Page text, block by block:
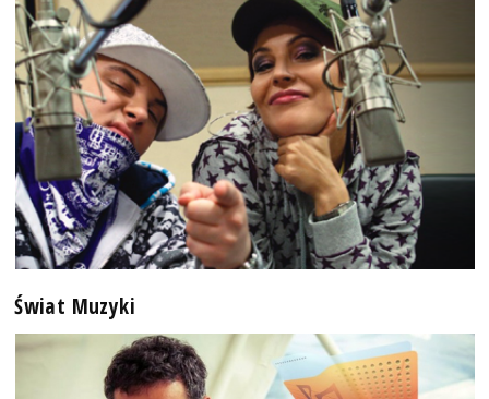
Świat Muzyki